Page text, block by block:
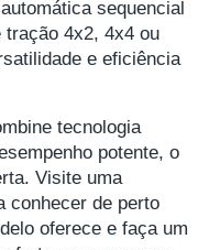
sequencial
4x2, 4x4 ou
e eficiência
tecnologia
potente, o
Visite uma
conhecer de perto
oferece e faça um